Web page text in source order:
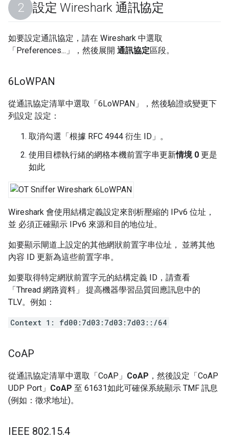
設定 Wireshark 通訊協定
如要設定通訊協定，請在 Wireshark 中選取
「Preferences...」
，然後展開 通訊協定區段。
6LoWPAN
從通訊協定清單中選取「6LoWPAN」
，然後驗證或變更下
列設定 設定：
取消勾選「根據 RFC 4944 衍生 ID」。
使用目標執行緒的網格本機前置字串更新情境 0 更是
如此
Wireshark 會使用結構定義設定來剖析壓縮的 IPv6 位址，
並 必須正確顯示 IPv6 來源和目的地位址。
如要顯示閘道上設定的其他網狀前置字串位址， 並將其他
內容 ID 更新為這些前置字串。
如要取得特定網狀前置字元的結構定義 ID，請查看
「Thread 網路資料」 提高機器學習品質回應訊息中的
TLV。例如：
Context 1: fd00:7d03:7d03:7d03::/64
CoAP
從通訊協定清單中選取「CoAP」 CoAP ，然後設定「CoAP
UDP Port」 CoAP 至 61631如此可確保系統顯示 TMF 訊息
(例如：徵求地址)。
IEEE 802.15.4